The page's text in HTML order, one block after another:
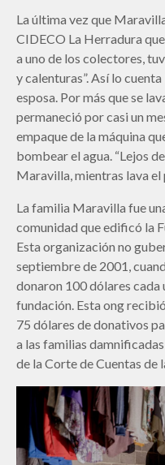
La última vez que
CIDECO La Herradura
a uno de los colectores,
y calenturas”. Así lo
esposa. Por más que se
permaneció por casi un
empaque de la máquina
bombear el agua. “Lejos
Maravilla, mientras lava el
La familia Maravilla fue
comunidad que edificó la
Esta organización no
septiembre de 2001,
donaron 100 dólares cada
fundación. Esta ong
75 dólares de donativos
a las familias
de la Corte de Cuentas de